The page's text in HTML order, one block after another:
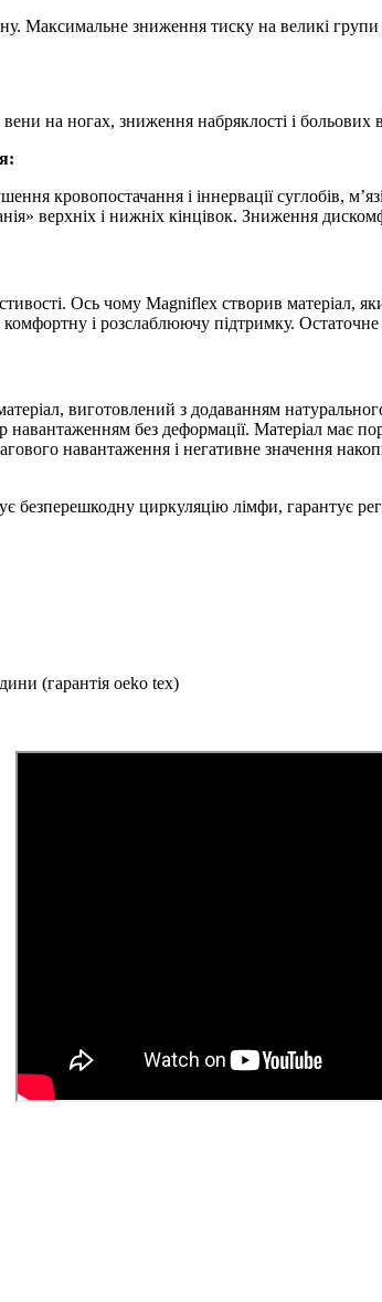
Максимальне зниження тиску на великі
на ногах, зниження набряклості і больових
кровопостачання і іннервації суглобів,
верхніх і нижніх кінцівок. Зниження
Ось чому Magniflex створив матеріал,
і розслаблюючу підтримку.
виготовлений з додаванням
навантаженням без деформації. Матеріал має
навантаження і негативне значення
безперешкодну циркуляцію лімфи, гарантує
(гарантія oeko tex)